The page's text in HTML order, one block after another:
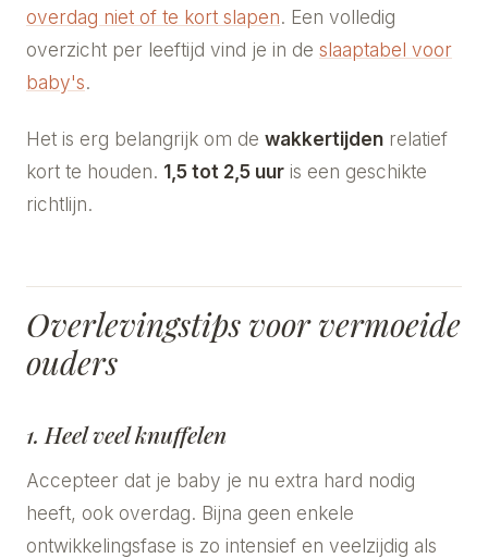
overdag niet of te kort slapen. Een volledig
overzicht per leeftijd vind je in de slaaptabel voor
baby's.
Het is erg belangrijk om de wakkertijden relatief
kort te houden. 1,5 tot 2,5 uur is een geschikte
richtlijn.
Overlevingstips voor vermoeide
ouders
1. Heel veel knuffelen
Accepteer dat je baby je nu extra hard nodig
heeft, ook overdag. Bijna geen enkele
ontwikkelingsfase is zo intensief en veelzijdig als